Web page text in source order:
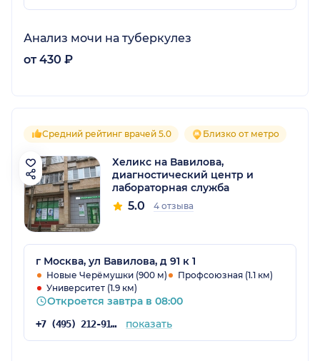
Анализ мочи на туберкулез
от 430 ₽
Средний рейтинг врачей 5.0 Близко от метро
Хеликс на Вавилова,
диагностический центр и
лабораторная служба
5.0 4 отзыва
г Москва, ул Вавилова, д 91 к 1
Новые Черёмушки (900 м)
Профсоюзная (1.1 км)
Университет (1.9 км)
Откроется завтра в 08:00
+7 (495) 212-91-89 показать